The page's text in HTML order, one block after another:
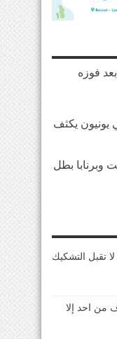
فوزه
يونيون يكثف
وبرنابا بطل
مصداقية elmaestrosport لا تقبل التشكيك
من احد إلا